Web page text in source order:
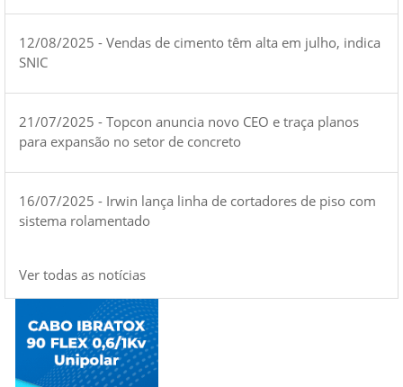
12/08/2025 - Vendas de cimento têm alta em julho, indica
SNIC
21/07/2025 - Topcon anuncia novo CEO e traça planos
para expansão no setor de concreto
16/07/2025 - Irwin lança linha de cortadores de piso com
sistema rolamentado
Ver todas as notícias